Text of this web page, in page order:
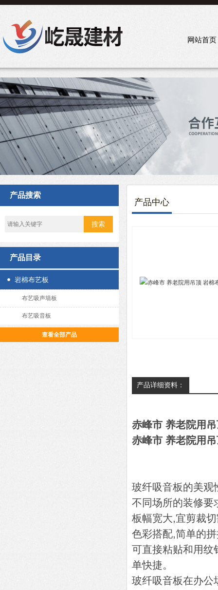
网站首页
产品搜索
产品目录
岩棉布艺板
布艺吸声墙板
布艺吸音板
查看全部产品
产品中心
产品详细资料：
赤峰市 养老院用
赤峰市 养老院用
玻纤吸音板的美观
不同场所的装修要
板幅宽大,宜剪裁
色彩搭配,简单的
可直接粘贴和用纹
单快捷。
玻纤吸音板在办公